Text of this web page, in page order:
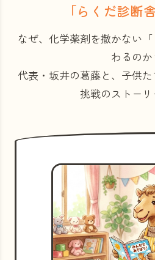
「らくだ診断
なぜ、化学薬剤を撒かない
わるのか
代表・坂井の葛藤と、子供
挑戦のストーリ